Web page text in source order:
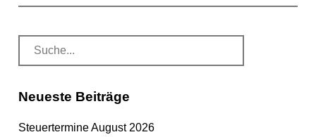
Neueste Beiträge
Steuertermine August 2026